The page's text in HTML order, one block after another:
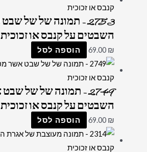
השבטים על קנבס או זכוכית
69.00 ₪ הוספה לסל
השבטים על קנבס או זכוכית
69.00 ₪ הוספה לסל